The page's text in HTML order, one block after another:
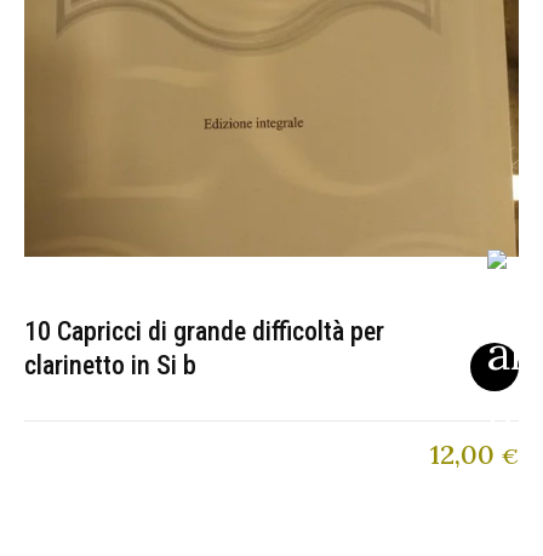
10 Capricci di grande difficoltà per
clarinetto in Si b
12,00 €